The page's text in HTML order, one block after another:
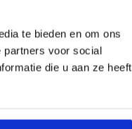
te bieden en om ons
partners voor social
die u aan ze heeft
Google Ads
en
van